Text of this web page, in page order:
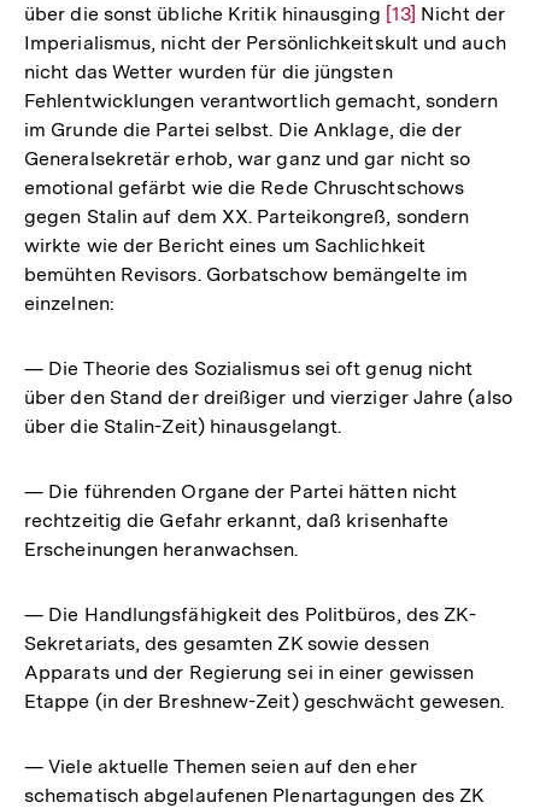
über die sonst übliche Kritik hinausging Zur
Auflösung
der
Fußnote
[13] Nicht der
Imperialismus, nicht der Persönlichkeitskult und auch
nicht das Wetter wurden für die jüngsten
Fehlentwicklungen verantwortlich gemacht, sondern
im Grunde die Partei selbst. Die Anklage, die der
Generalsekretär erhob, war ganz und gar nicht so
emotional gefärbt wie die Rede Chruschtschows
gegen Stalin auf dem XX. Parteikongreß, sondern
wirkte wie der Bericht eines um Sachlichkeit
bemühten Revisors. Gorbatschow bemängelte im
einzelnen:
— Die Theorie des Sozialismus sei oft genug nicht
über den Stand der dreißiger und vierziger Jahre (also
über die Stalin-Zeit) hinausgelangt.
— Die führenden Organe der Partei hätten nicht
rechtzeitig die Gefahr erkannt, daß krisenhafte
Erscheinungen heranwachsen.
— Die Handlungsfähigkeit des Politbüros, des ZK-
Sekretariats, des gesamten ZK sowie dessen
Apparats und der Regierung sei in einer gewissen
Etappe (in der Breshnew-Zeit) geschwächt gewesen.
— Viele aktuelle Themen seien auf den eher
schematisch abgelaufenen Plenartagungen des ZK